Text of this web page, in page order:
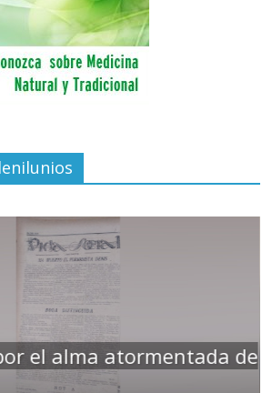
el alma atormentada de